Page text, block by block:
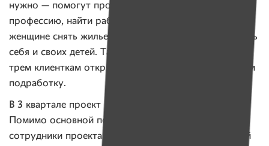
нужно — помогут пройти обучение, получить новую
профессию, найти работу, что даст возможность
женщине снять жилье и самостоятельно обеспечивать
себя и своих детей. Так, в 3 квартале проект помог
трем клиенткам открыть ИП, сменить работу и найти
подработку.
В 3 квартале проект помог 21 женщине и 17 детям.
Помимо основной помощи психологов и юристов,
сотрудники проекта привлекли 400 кг гуманитарной